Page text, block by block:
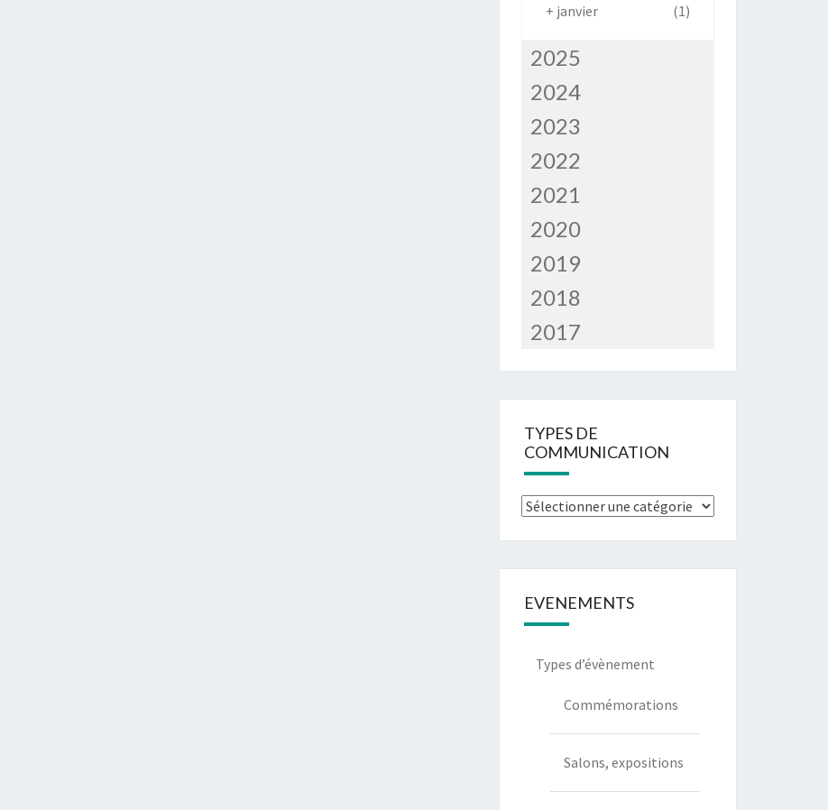
+ janvier (1)
2025
2024
2023
2022
2021
2020
2019
2018
2017
TYPES DE
COMMUNICATION
Types
EVENEMENTS
Types d’évènement
Commémorations
Salons, expositions